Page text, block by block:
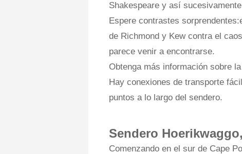
Shakespeare y así
Espere contrastes
de Richmond y Kew contra el
parece venir a encontrarse.
Obtenga más información sobre
Hay conexiones de transporte
puntos a lo largo del sendero.
Sendero
Comenzando en el sur de Cape